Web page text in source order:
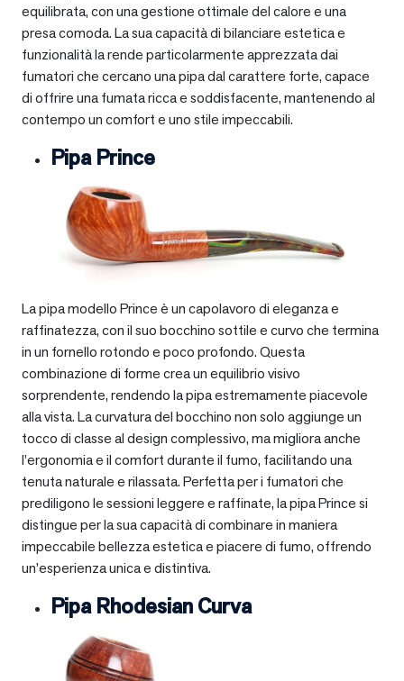
equilibrata, con una gestione ottimale del calore e una
presa comoda. La sua capacità di bilanciare estetica e
funzionalità la rende particolarmente apprezzata dai
fumatori che cercano una pipa dal carattere forte, capace
di offrire una fumata ricca e soddisfacente, mantenendo al
contempo un comfort e uno stile impeccabili.
Pipa Prince
La pipa modello Prince è un capolavoro di eleganza e
raffinatezza, con il suo bocchino sottile e curvo che termina
in un fornello rotondo e poco profondo. Questa
combinazione di forme crea un equilibrio visivo
sorprendente, rendendo la pipa estremamente piacevole
alla vista. La curvatura del bocchino non solo aggiunge un
tocco di classe al design complessivo, ma migliora anche
l’ergonomia e il comfort durante il fumo, facilitando una
tenuta naturale e rilassata. Perfetta per i fumatori che
prediligono le sessioni leggere e raffinate, la pipa Prince si
distingue per la sua capacità di combinare in maniera
impeccabile bellezza estetica e piacere di fumo, offrendo
un’esperienza unica e distintiva.
Pipa Rhodesian Curva